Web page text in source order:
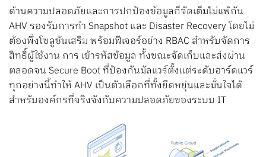
ด้านความปลอดภัยและการปกป้องข้อมูลก็จัดเต็มไม่แพ้กัน
AHV รองรับการทำ Snapshot และ Disaster Recovery โดยไม่
ต้องพึ่งโซลูชันเสริม พร้อมฟีเจอร์อย่าง RBAC สำหรับจัดการ
สิทธิ์ผู้ใช้งาน การ เข้ารหัสข้อมูล ทั้งขณะจัดเก็บและส่งผ่าน
ตลอดจน Secure Boot ที่ป้องกันมัลแวร์ตั้งแต่ระดับฮาร์ดแวร์
ทุกอย่างนี้ทำให้ AHV เป็นตัวเลือกที่ทั้งยืดหยุ่นและมั่นใจได้
สำหรับองค์กรที่จริงจังกับความปลอดภัยของระบบ IT